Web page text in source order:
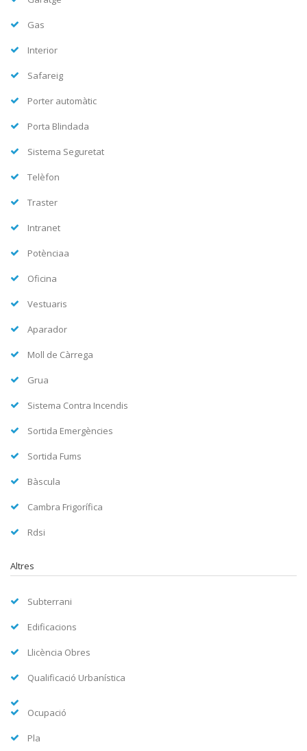
Gas
Interior
Safareig
Porter automàtic
Porta Blindada
Sistema Seguretat
Telèfon
Traster
Intranet
Potènciaa
Oficina
Vestuaris
Aparador
Moll de Càrrega
Grua
Sistema Contra Incendis
Sortida Emergències
Sortida Fums
Bàscula
Cambra Frigorífica
Rdsi
Altres
Subterrani
Edificacions
Llicència Obres
Qualificació Urbanística
Ocupació
Pla